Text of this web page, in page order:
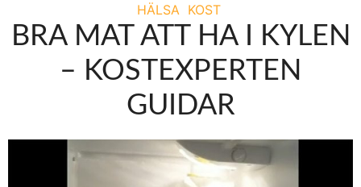
HÄLSA KOST
BRA MAT ATT HA I KYLEN
– KOSTEXPERTEN
GUIDAR